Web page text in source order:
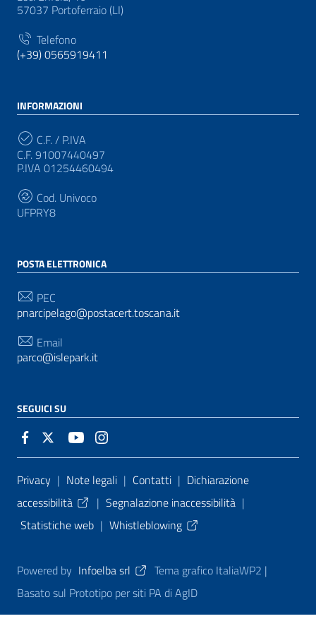
57037 Portoferraio (LI)
Telefono
(+39) 0565919411
INFORMAZIONI
C.F. / P.IVA
C.F. 91007440497
P.IVA 01254460494
Cod. Univoco
UFPRY8
POSTA ELETTRONICA
PEC
pnarcipelago@postacert.toscana.it
Email
parco@islepark.it
SEGUICI SU
Sezione Link Utili
Privacy | Note legali | Contatti | Dichiarazione
accessibilità
| Segnalazione inaccessibilità |
Statistiche web | Whistleblowing
Powered by Infoelba srl
Tema grafico ItaliaWP2 |
Basato sul Prototipo per siti PA di AgID